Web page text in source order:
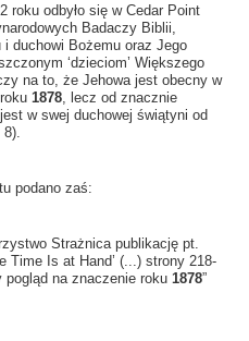
odbyło się w Cedar Point
Badaczy Biblii,
i duchowi Bożemu oraz Jego
‘dzieciom’ Większego
na to, że Jehowa jest obecny w
1878 , lecz od znacznie
w swej duchowej świątyni od
podano zaś:
Strażnica publikację pt.
Time Is at Hand’ (...) strony 218-
pogląd na znaczenie roku 1878”